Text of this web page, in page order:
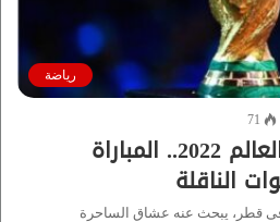
رياضة
71
جدول مباريات كاس العالم 2022.. المباراة
الناقلة
مباريات كاس العالم 2022 فى قطر، يبحث عنه عشاق الساحرة